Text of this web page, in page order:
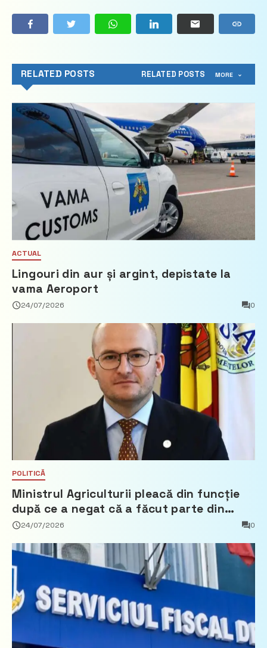
RELATED POSTS RELATED POSTS MORE
ACTUAL
Lingouri din aur și argint, depistate la
vama Aeroport
24/07/2026 0
POLITICĂ
Ministrul Agriculturii pleacă din funcție
după ce a negat că a făcut parte din
Partidul Democrat
24/07/2026 0